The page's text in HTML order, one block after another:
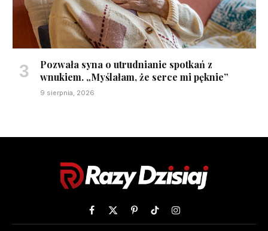
Pozwała syna o utrudnianie spotkań z
wnukiem. „Myślałam, że serce mi pęknie”
9 sierpnia, 2026
Facebook
X
PinterestTikTokInstagram